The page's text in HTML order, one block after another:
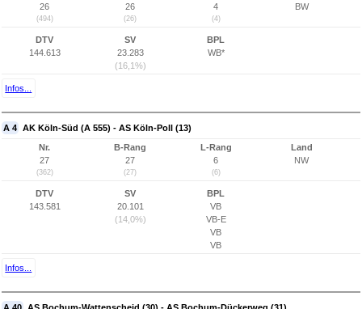
26
(494)
26
(26)
4
(4)
BW
DTV
144.613
SV
23.283
(16,1%)
BPL
WB*
Infos...
A 4 AK Köln-Süd (A 555) - AS Köln-Poll (13)
Nr.
27
(362)
B-Rang
27
(27)
L-Rang
6
(6)
Land
NW
DTV
143.581
SV
20.101
(14,0%)
BPL
VB
VB-E
VB
VB
Infos...